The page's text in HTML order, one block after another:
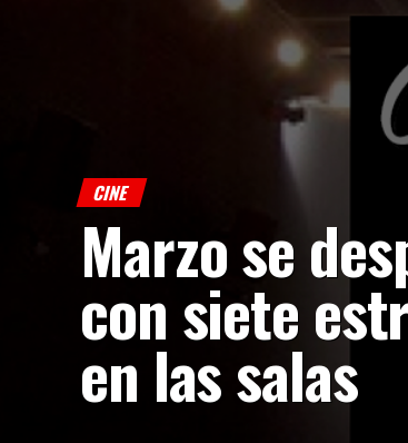
CINE
Marzo se
con siete
en las salas